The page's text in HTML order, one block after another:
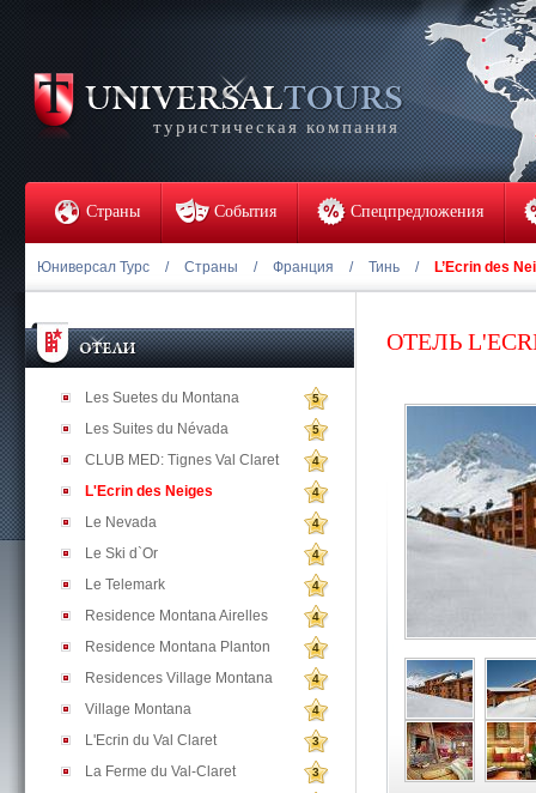
туристическая компания
Страны События Спецпредложения
Юниверсал Турс / Страны / Франция / Тинь / L’Ecrin des
Les Suetes du Montana 5
Les Suites du Névada 5
CLUB MED: Tignes Val Claret 4
L'Ecrin des Neiges 4
Le Nevada 4
Le Ski d`Or 4
Le Telemark 4
Residence Montana Airelles 4
Residence Montana Planton 4
Residences Village Montana 4
Village Montana 4
L'Ecrin du Val Claret 3
La Ferme du Val-Claret 3
ОТЕЛЬ